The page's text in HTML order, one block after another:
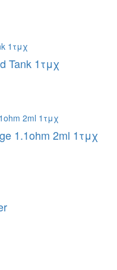
Tank 1τμχ
1.1ohm 2ml 1τμχ